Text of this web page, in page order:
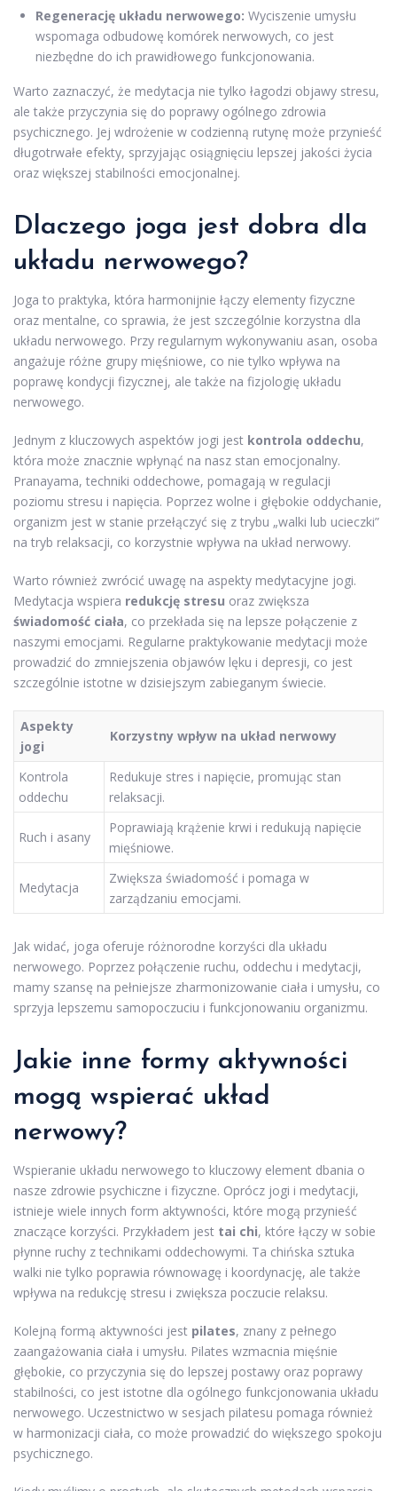
Regenerację układu nerwowego: Wyciszenie umysłu
wspomaga odbudowę komórek nerwowych, co jest
niezbędne do ich prawidłowego funkcjonowania.
Warto zaznaczyć, że medytacja nie tylko łagodzi objawy stresu,
ale także przyczynia się do poprawy ogólnego zdrowia
psychicznego. Jej wdrożenie w codzienną rutynę może przynieść
długotrwałe efekty, sprzyjając osiągnięciu lepszej jakości życia
oraz większej stabilności emocjonalnej.
Dlaczego joga jest dobra dla
układu nerwowego?
Joga to praktyka, która harmonijnie łączy elementy fizyczne
oraz mentalne, co sprawia, że jest szczególnie korzystna dla
układu nerwowego. Przy regularnym wykonywaniu asan, osoba
angażuje różne grupy mięśniowe, co nie tylko wpływa na
poprawę kondycji fizycznej, ale także na fizjologię układu
nerwowego.
Jednym z kluczowych aspektów jogi jest kontrola oddechu,
która może znacznie wpłynąć na nasz stan emocjonalny.
Pranayama, techniki oddechowe, pomagają w regulacji
poziomu stresu i napięcia. Poprzez wolne i głębokie oddychanie,
organizm jest w stanie przełączyć się z trybu „walki lub ucieczki”
na tryb relaksacji, co korzystnie wpływa na układ nerwowy.
Warto również zwrócić uwagę na aspekty medytacyjne jogi.
Medytacja wspiera redukcję stresu oraz zwiększa
świadomość ciała, co przekłada się na lepsze połączenie z
naszymi emocjami. Regularne praktykowanie medytacji może
prowadzić do zmniejszenia objawów lęku i depresji, co jest
szczególnie istotne w dzisiejszym zabieganym świecie.
Aspekty
jogi
Korzystny wpływ na układ nerwowy
Kontrola
oddechu
Redukuje stres i napięcie, promując stan
relaksacji.
Ruch i asany
Poprawiają krążenie krwi i redukują napięcie
mięśniowe.
Medytacja
Zwiększa świadomość i pomaga w
zarządzaniu emocjami.
Jak widać, joga oferuje różnorodne korzyści dla układu
nerwowego. Poprzez połączenie ruchu, oddechu i medytacji,
mamy szansę na pełniejsze zharmonizowanie ciała i umysłu, co
sprzyja lepszemu samopoczuciu i funkcjonowaniu organizmu.
Jakie inne formy aktywności
mogą wspierać układ
nerwowy?
Wspieranie układu nerwowego to kluczowy element dbania o
nasze zdrowie psychiczne i fizyczne. Oprócz jogi i medytacji,
istnieje wiele innych form aktywności, które mogą przynieść
znaczące korzyści. Przykładem jest tai chi, które łączy w sobie
płynne ruchy z technikami oddechowymi. Ta chińska sztuka
walki nie tylko poprawia równowagę i koordynację, ale także
wpływa na redukcję stresu i zwiększa poczucie relaksu.
Kolejną formą aktywności jest pilates, znany z pełnego
zaangażowania ciała i umysłu. Pilates wzmacnia mięśnie
głębokie, co przyczynia się do lepszej postawy oraz poprawy
stabilności, co jest istotne dla ogólnego funkcjonowania układu
nerwowego. Uczestnictwo w sesjach pilatesu pomaga również
w harmonizacji ciała, co może prowadzić do większego spokoju
psychicznego.